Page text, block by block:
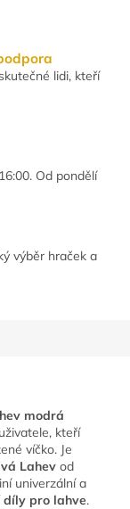
lidi, kteří
Od pondělí
výběr hraček a
modrá
kteří
víčko. Je
Lahev od
univerzální a
díly pro lahve.